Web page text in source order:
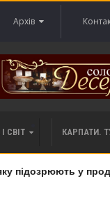
Архів
СВІТ КАРПАТИ.
у